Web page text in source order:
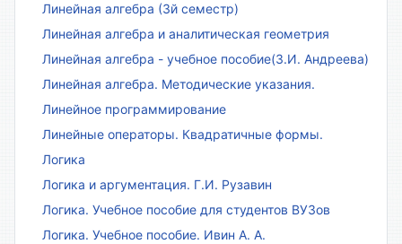
Линейная алгебра (3й семестр)
Линейная алгебра и аналитическая геометрия
Линейная алгебра - учебное пособие(З.И. Андреева)
Линейная алгебра. Методические указания.
Линейное программирование
Линейные операторы. Квадратичные формы.
Логика
Логика и аргументация. Г.И. Рузавин
Логика. Учебное пособие для студентов ВУЗов
Логика. Учебное пособие. Ивин А. А.